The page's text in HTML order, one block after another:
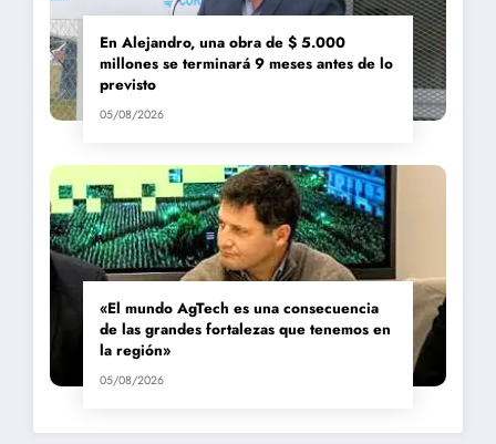
En Alejandro, una obra de $ 5.000
millones se terminará 9 meses antes de lo
previsto
05/08/2026
«El mundo AgTech es una consecuencia
de las grandes fortalezas que tenemos en
la región»
05/08/2026